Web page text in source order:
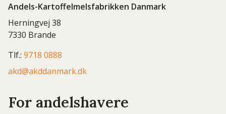
Andels-Kartoffelmelsfabrikken Danmark
Herningvej 38
7330 Brande
Tlf.: 9718 0888
akd@akddanmark.dk
For andelshavere